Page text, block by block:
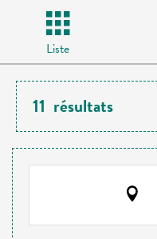
Liste
11 résultats